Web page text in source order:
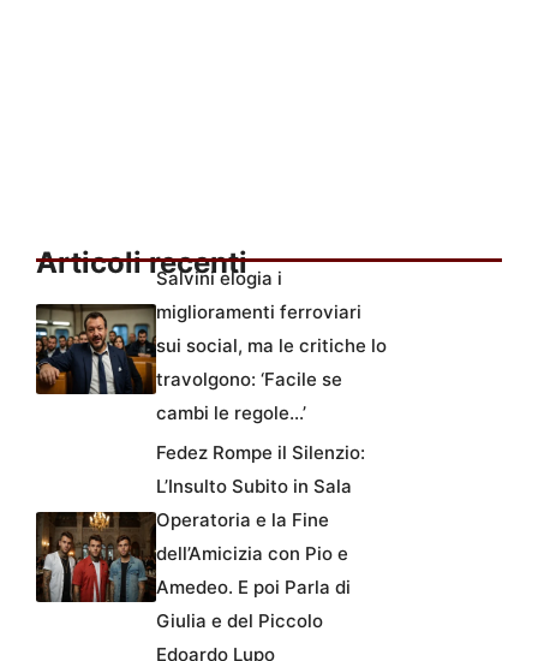
Articoli recenti
Salvini elogia i
miglioramenti ferroviari
sui social, ma le critiche lo
travolgono: ‘Facile se
cambi le regole…’
Fedez Rompe il Silenzio:
L’Insulto Subito in Sala
Operatoria e la Fine
dell’Amicizia con Pio e
Amedeo. E poi Parla di
Giulia e del Piccolo
Edoardo Lupo